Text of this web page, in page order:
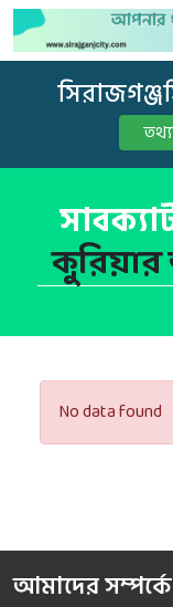
কুরিয়ার
No data found
আমাদের সম্পর্কে